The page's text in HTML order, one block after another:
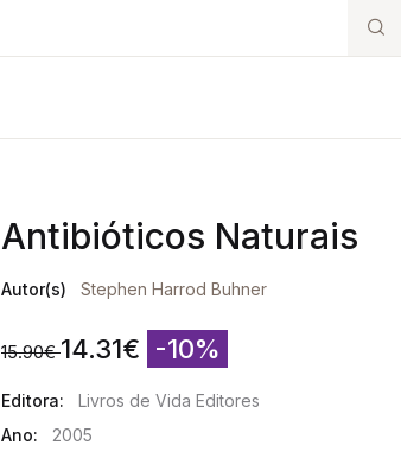
Search
Antibióticos Naturais
Autor(s) Stephen Harrod Buhner
15.90€ 14.31€ -10%
Editora:
Livros de Vida Editores
Ano:
2005